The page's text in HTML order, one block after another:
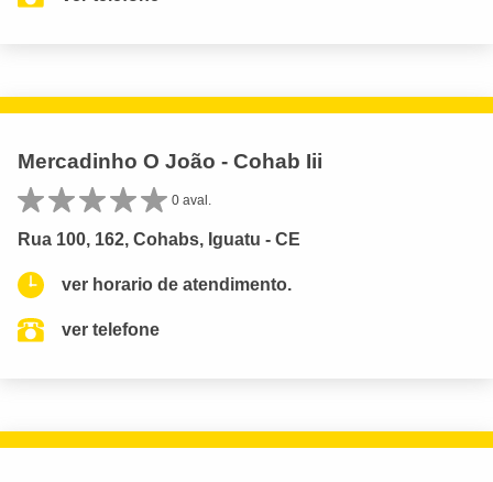
Mercadinho O João - Cohab Iii
0 aval.
Rua 100, 162, Cohabs, Iguatu - CE
ver horario de atendimento.
ver telefone